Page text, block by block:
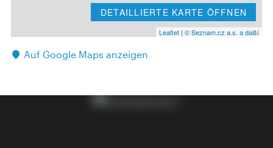
DETAILLIERTE KARTE ÖFFNEN
Leaflet | © Seznam.cz a.s. a další
Auf Google Maps anzeigen